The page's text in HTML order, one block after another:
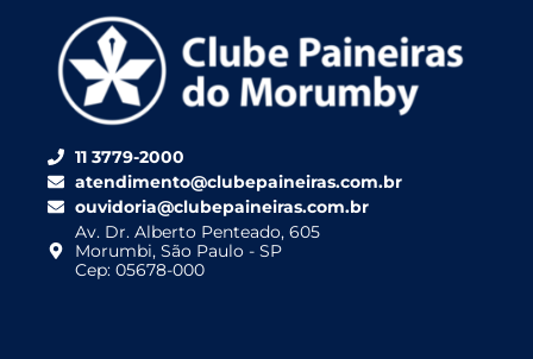
11 3779-2000
atendimento@clubepaineiras.com.br
ouvidoria@clubepaineiras.com.br
Av. Dr. Alberto Penteado, 605
Morumbi, São Paulo - SP
Cep: 05678-000